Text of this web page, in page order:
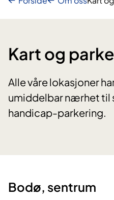
Kart og
​Alle våre lokasjoner
umiddelbar nærhet til
handicap-parkering.
Bo​​dø, sentrum